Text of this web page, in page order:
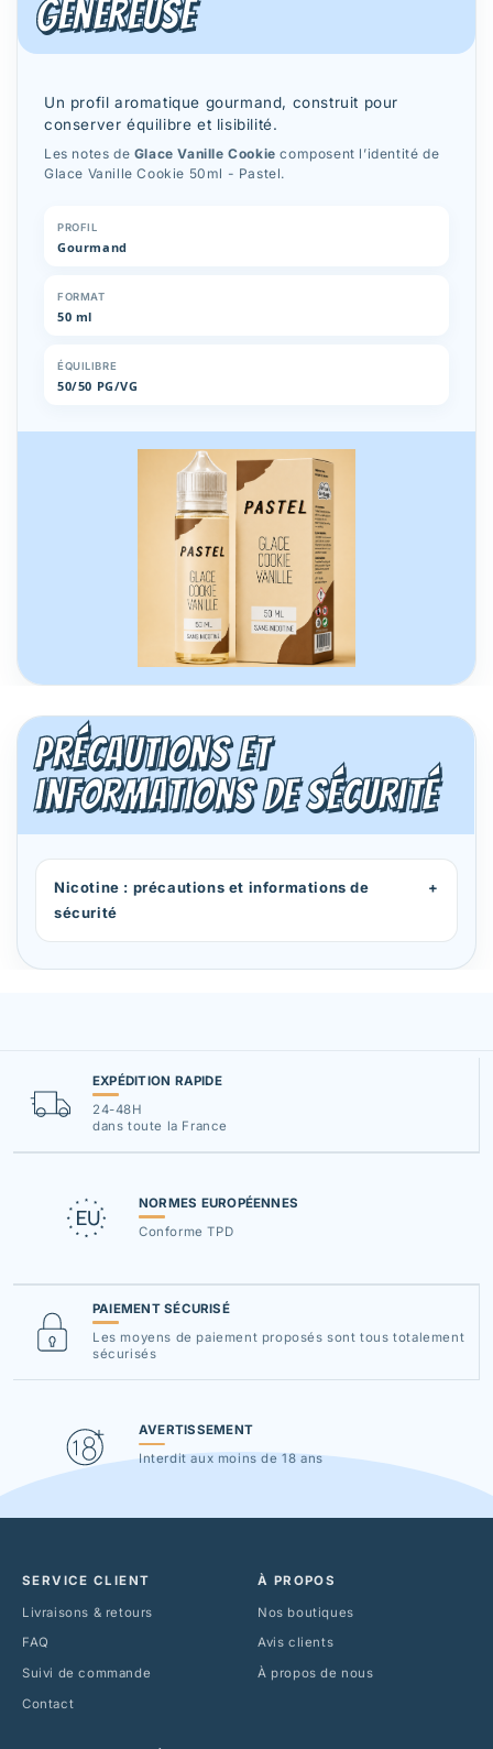
généreuse
Un profil aromatique gourmand, construit pour
conserver équilibre et lisibilité.
Les notes de Glace Vanille Cookie composent l’identité de
Glace Vanille Cookie 50ml - Pastel.
PROFIL
Gourmand
FORMAT
50 ml
ÉQUILIBRE
50/50 PG/VG
Précautions et
informations de sécurité
Nicotine : précautions et informations de
sécurité
+
EXPÉDITION RAPIDE
24-48H
dans toute la France
NORMES EUROPÉENNES
Conforme TPD
PAIEMENT SÉCURISÉ
Les moyens de paiement proposés sont tous totalement
sécurisés
AVERTISSEMENT
Interdit aux moins de 18 ans
SERVICE CLIENT
Livraisons & retours
FAQ
Suivi de commande
Contact
À PROPOS
Nos boutiques
Avis clients
À propos de nous